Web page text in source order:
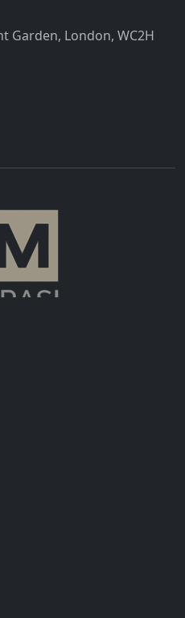
Garden, London, WC2H